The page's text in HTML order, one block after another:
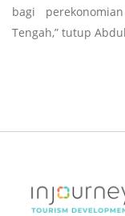
bagi
Tengah,” tutup